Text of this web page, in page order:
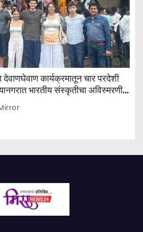
कार्यक्रमातून चार परदेशी
भारतीय संस्कृतीचा अविस्मरणीय